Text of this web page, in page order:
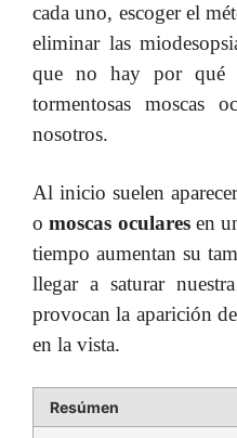
cada uno, escoger el
eliminar las
que no hay por qué
tormentosas moscas
nosotros.
Al inicio suelen
omoscas ocularesen
tiempo aumentan su
llegar a saturar
provocan la aparición de
en la vista.
Resúmen